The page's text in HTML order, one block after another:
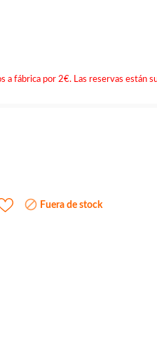
a fábrica por 2€. Las reservas están
 Fuera de stock